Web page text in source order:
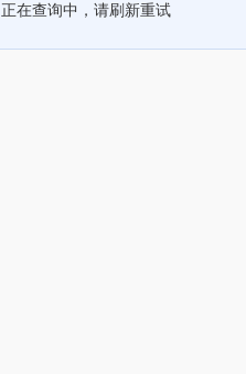
正在查询中，请刷新重试